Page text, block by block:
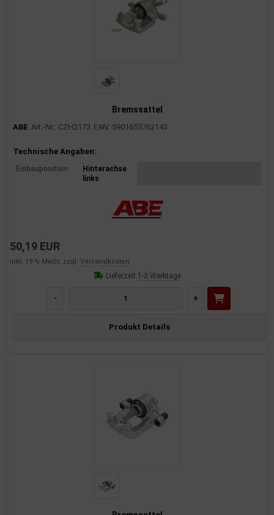
Bremssattel
ABE Art.-Nr.: CZH2173 EAN: 5901655762143
Produktinformationen
Technische Angaben:
Einbauposition
Hinterachse
links
50,19 EUR
inkl. 19 % MwSt. zzgl. Versandkosten
Lieferzeit:1-3 Werktage
- +
Produkt Details